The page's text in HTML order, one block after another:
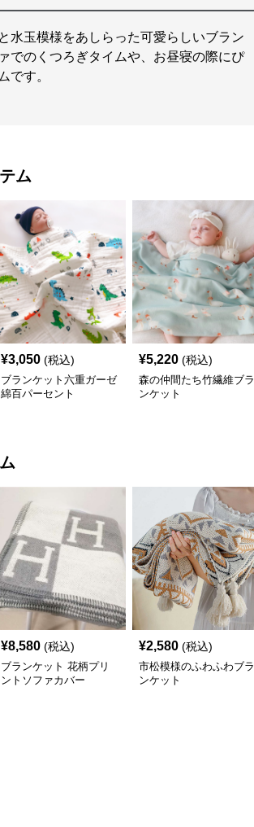
水玉模様をあしらった可愛らしいブラン
でのくつろぎタイムや、お昼寝の際にぴ
です。
ム
¥3,050 (税込)
ブランケット六重ガーゼ
綿百パーセント
¥5,220 (税込)
森の仲間たち竹繊維ブラ
ンケット
¥8,580 (税込)
ブランケット 花柄プリ
ントソファカバー
¥2,580 (税込)
市松模様のふわふわブラ
ンケット